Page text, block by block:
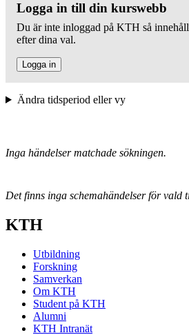
Logga in till din kurswebb
Du är inte inloggad på KTH så
efter dina val.
Logga in
Ändra tidsperiod eller vy
Inga händelser matchade sökningen.
Det finns inga schemahändelser för vald
KTH
Utbildning
Forskning
Samverkan
Om KTH
Student på KTH
Alumni
KTH Intranät